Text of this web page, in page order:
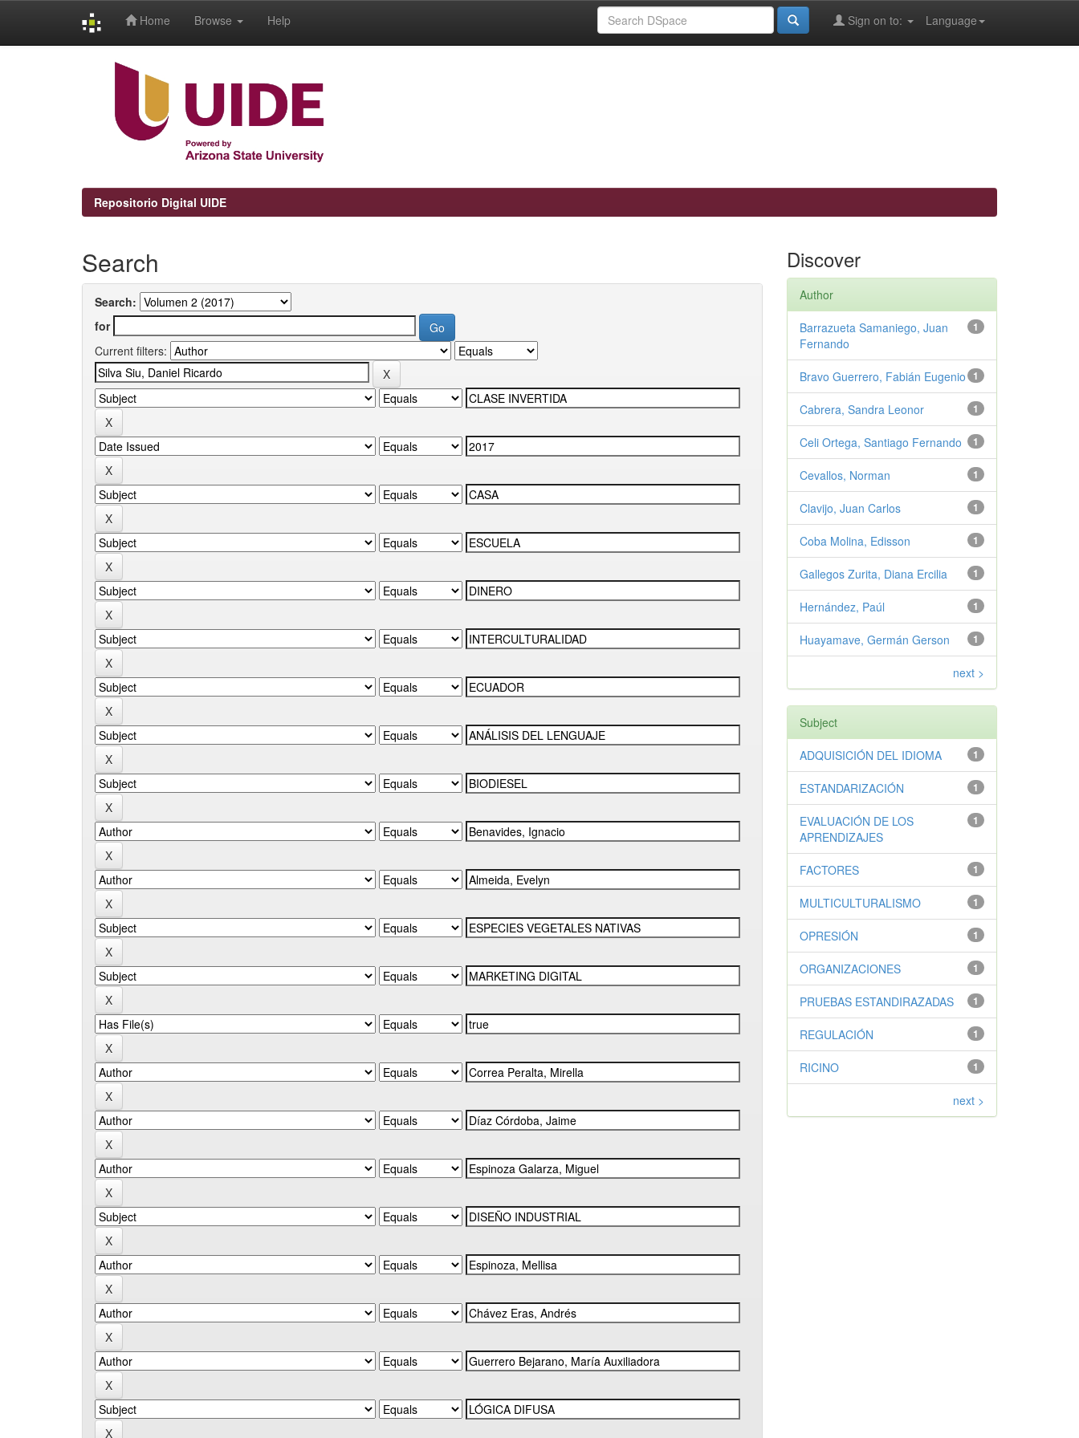
Home Browse Help Language
Sign on to:
Repositorio Digital UIDE
Search
Search:
for
Current filters:
Discover
Author
1
Barrazueta Samaniego, Juan
Fernando
1
Bravo Guerrero, Fabián Eugenio
1
Cabrera, Sandra Leonor
1
Celi Ortega, Santiago Fernando
1
Cevallos, Norman
1
Clavijo, Juan Carlos
1
Coba Molina, Edisson
1
Gallegos Zurita, Diana Ercilia
1
Hernández, Paúl
1
Huayamave, Germán Gerson
next >
Subject
1
ADQUISICIÓN DEL IDIOMA
1
ESTANDARIZACIÓN
1
EVALUACIÓN DE LOS
APRENDIZAJES
1
FACTORES
1
MULTICULTURALISMO
1
OPRESIÓN
1
ORGANIZACIONES
1
PRUEBAS ESTANDIRAZADAS
1
REGULACIÓN
1
RICINO
next >